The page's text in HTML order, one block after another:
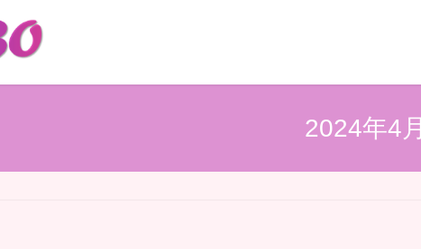
2024年4月